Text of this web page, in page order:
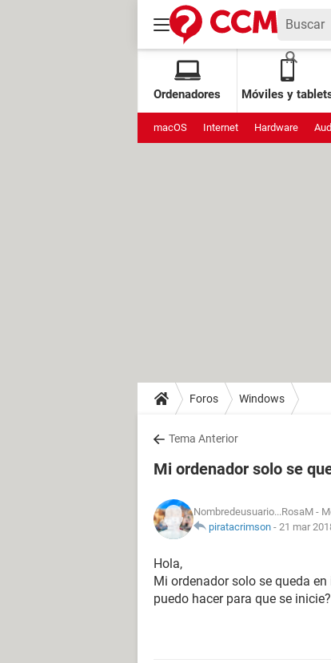
Ordenadores Móviles y
macOS Internet Hardware
Foros Windows
Tema Anterior
Mi ordenador solo se
Nombredeusuario...RosaM -
piratacrimson - 21 mar
Hola,
Mi ordenador solo se queda
puedo hacer para que se